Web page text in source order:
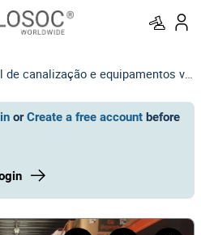
Maputo - Material de canalização e equipamentos variados 1
or Create a free account before